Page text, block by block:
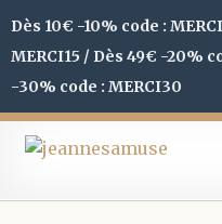
Dès 10€ -10% code :
MERCI15 / Dès 49€ -20%
-30% code : MERCI30
Aller
la
Aller
contenu